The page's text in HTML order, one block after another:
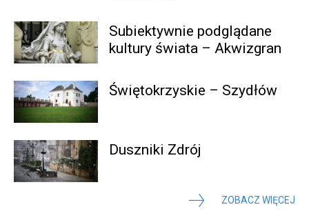
Subiektywnie podglądane
kultury świata – Akwizgran
Świętokrzyskie – Szydłów
Duszniki Zdrój
ZOBACZ WIĘCEJ